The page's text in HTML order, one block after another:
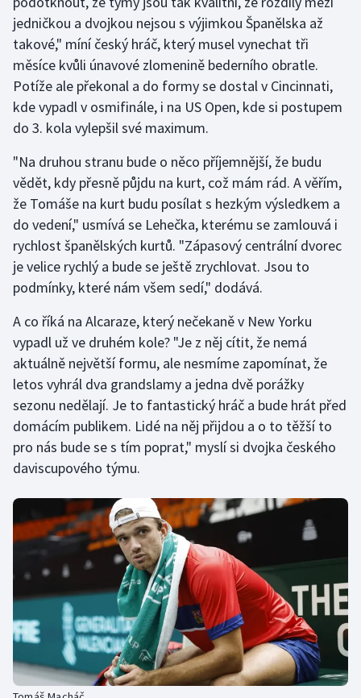
Triatlon
Veslování
Vodní slalom
Ostatní
jedničkou a dvojkou nejsou s výjimkou Španělska až
takové," míní český hráč, který musel vynechat tři
měsíce kvůli únavové zlomenině bederního obratle.
Potíže ale překonal a do formy se dostal v Cincinnati,
kde vypadl v osmifinále, i na US Open, kde si postupem
do 3. kola vylepšil své maximum.
"Na druhou stranu bude o něco příjemnější, že budu
vědět, kdy přesně půjdu na kurt, což mám rád. A věřím,
že Tomáše na kurt budu posílat s hezkým výsledkem a
do vedení," usmívá se Lehečka, kterému se zamlouvá i
rychlost španělských kurtů. "Zápasový centrální dvorec
je velice rychlý a bude se ještě zrychlovat. Jsou to
podmínky, které nám všem sedí," dodává.
A co říká na Alcaraze, který nečekaně v New Yorku
vypadl už ve druhém kole? "Je z něj cítit, že nemá
aktuálně největší formu, ale nesmíme zapomínat, že
letos vyhrál dva grandslamy a jedna dvě porážky
sezonu nedělají. Je to fantastický hráč a bude hrát před
domácím publikem. Lidé na něj přijdou a o to těžší to
pro nás bude se s tím poprat," myslí si dvojka českého
daviscupového týmu.